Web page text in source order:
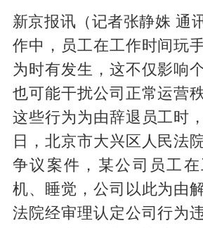
新京报讯（记者张静姝 通
作中，员工在工作时间玩
为时有发生，这不仅影响
也可能干扰公司正常运营
这些行为为由辞退员工时
日，北京市大兴区人民法
争议案件，某公司员工
机、睡觉，公司以此为由
法院经审理认定公司行为